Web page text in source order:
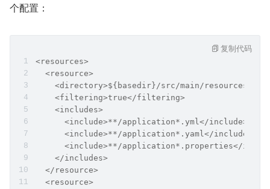
个配置：
<resources>
  <resource>
<directory>${basedir}/src/main/resources</
    <filtering>true</filtering>
    <includes>
      <include>**/application*.yml</include>
      <include>**/application*.yaml</include>
<include>**/application*.properties</
    </includes>
  </resource>
  <resource>
复制代码